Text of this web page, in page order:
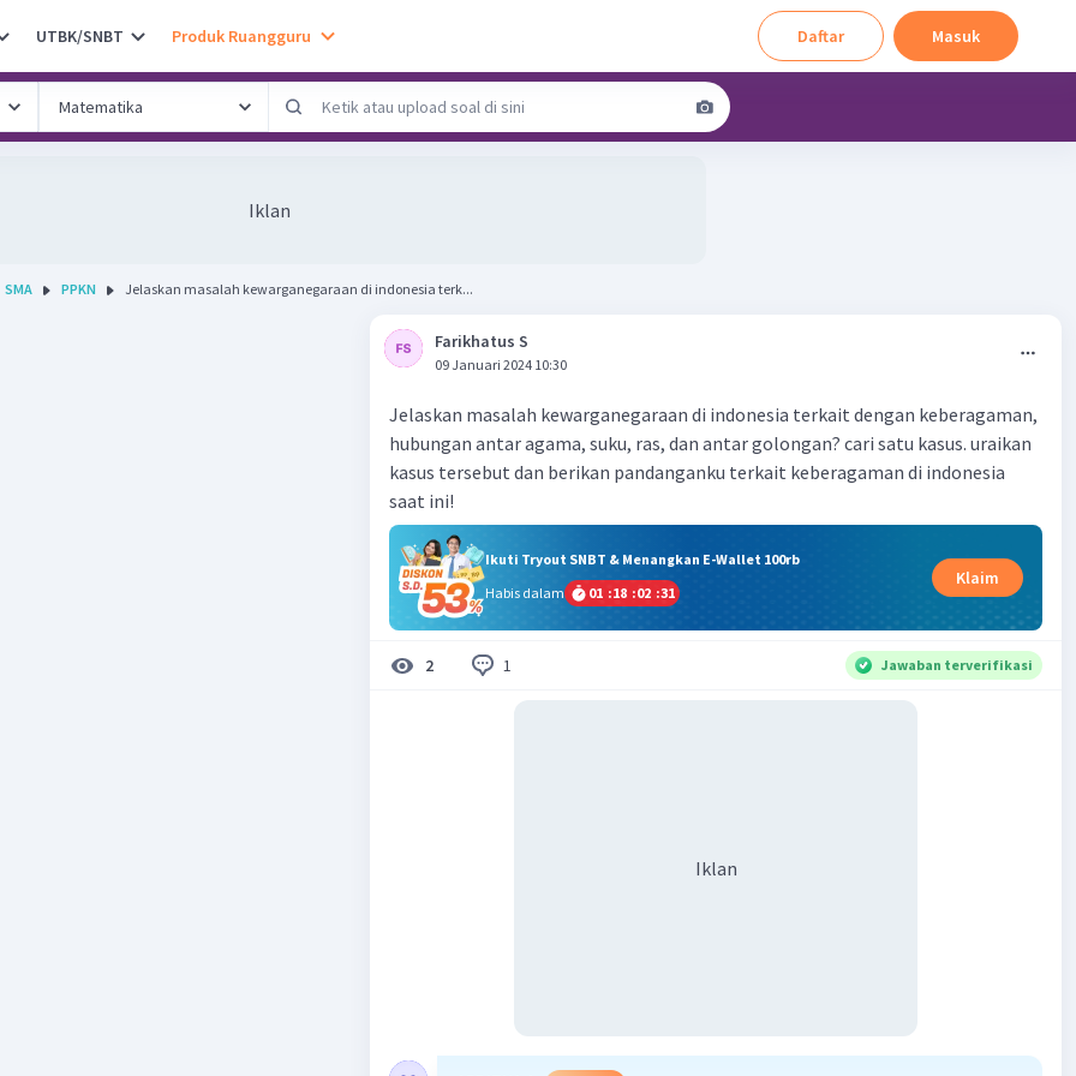
UTBK/SNBT Produk Ruangguru Daftar Masuk
Iklan
SMA PPKN Jelaskan masalah kewarganegaraan di indonesia terk...
Farikhatus S
09 Januari 2024 10:30
Jelaskan masalah kewarganegaraan di indonesia terkait dengan keberagaman,
hubungan antar agama, suku, ras, dan antar golongan? cari satu kasus. uraikan
kasus tersebut dan berikan pandanganku terkait keberagaman di indonesia
saat ini!
Ikuti Tryout SNBT & Menangkan E-Wallet 100rb
Habis dalam
01 :18 :02 :30
Klaim
2 1 Jawaban terverifikasi
Iklan